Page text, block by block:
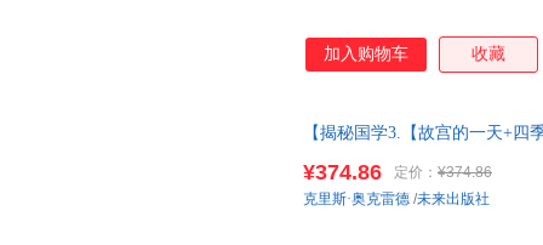
加入购物车 收藏
【揭秘国学3.【故宫的一天+
庆+前世今生】
¥374.86 定价： ¥374.86
克里斯·奥克雷德 /未来出版社